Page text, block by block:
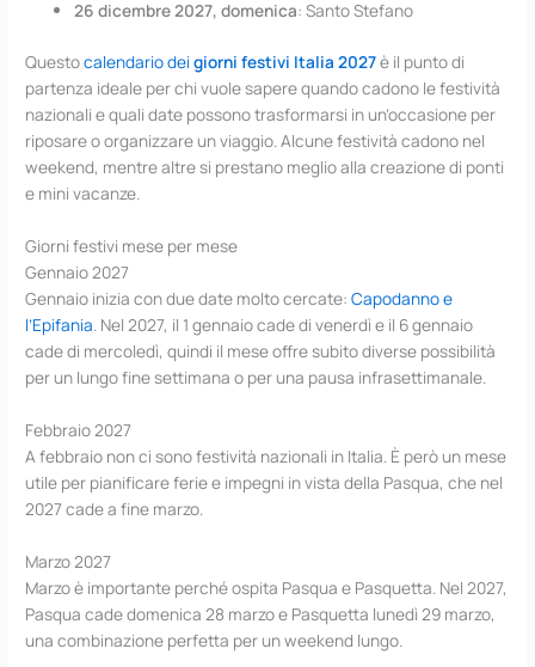
26 dicembre 2027, domenica: Santo Stefano
Questocalendario deigiorni festivi Italia 2027è il punto di
partenza ideale per chi vuole sapere quando cadono le festività
nazionali e quali date possono trasformarsi in un’occasione per
riposare o organizzare un viaggio. Alcune festività cadono nel
weekend, mentre altre si prestano meglio alla creazione di ponti
e mini vacanze.
Giorni festivi mese per mese
Gennaio 2027
Gennaio inizia con due date molto cercate:Capodanno e
l’Epifania . Nel 2027, il 1 gennaio cade di venerdì e il 6 gennaio
cade di mercoledì, quindi il mese offre subito diverse possibilità
per un lungo fine settimana o per una pausa infrasettimanale.
Febbraio 2027
A febbraio non ci sono festività nazionali in Italia. È però un mese
utile per pianificare ferie e impegni in vista della Pasqua, che nel
2027 cade a fine marzo.
Marzo 2027
Marzo è importante perché ospita Pasqua e Pasquetta. Nel 2027,
Pasqua cade domenica 28 marzo e Pasquetta lunedì 29 marzo,
una combinazione perfetta per un weekend lungo.